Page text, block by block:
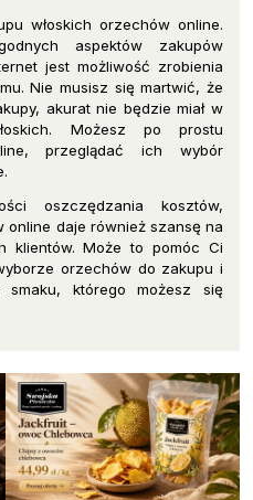
włoskich orzechów online.
aspektów zakupów
jest możliwość zrobienia
Nie musisz się martwić, że
akurat nie będzie miał w
Możesz po prostu
przeglądać ich wybór
oszczędzania kosztów,
online daje również szansę na
klientów. Może to pomóc Ci
orzechów do zakupu i
którego możesz się